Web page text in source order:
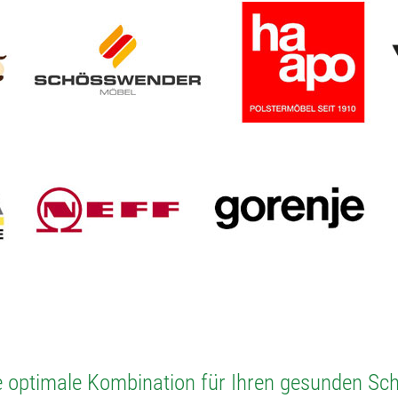
optimale Kombination für Ihren gesunden